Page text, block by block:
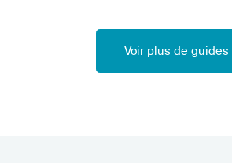
Voir plus de guides